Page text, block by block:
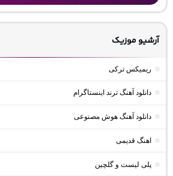
آرشیو موزیک
ریمیکس ترکی
دانلود آهنگ ترند اینستاگرام
دانلود آهنگ هوش مصنوعی
اهنگ قدیمی
پلی لیست و گلچین